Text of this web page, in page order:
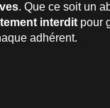
. Que ce soit un
interdit pour
adhérent.